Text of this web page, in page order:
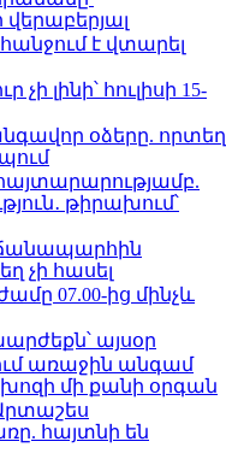
է վտարել
լինի՝ հուլիսի 15-
օձերը. որտեղ
թիրախում՝
ճանապարհին
չի հասել
ժամը 07.00-ից մինչև
այսօր
առաջին անգամ
մի քանի օրգան
հայտնի են